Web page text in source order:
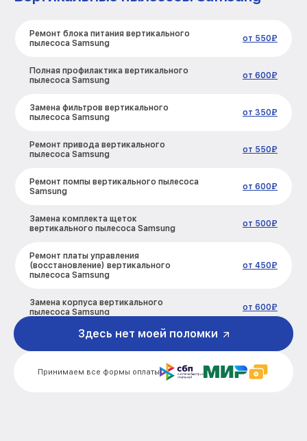
Ремонт блока питания вертикального
пылесоса Samsung
от 550₽
Полная профилактика вертикального
пылесоса Samsung
от 600₽
Замена фильтров вертикального
пылесоса Samsung
от 350₽
Ремонт привода вертикального
пылесоса Samsung
от 550₽
Ремонт помпы вертикального пылесоса
Samsung
от 600₽
Замена комплекта щеток
вертикального пылесоса Samsung
от 500₽
Ремонт платы управления
(восстановление) вертикального
пылесоса Samsung
от 450₽
Замена корпуса вертикального
пылесоса Samsung
от 600₽
Замена аккумулятора вертикального
пылесоса Samsung
Прошивка вертикального пылесоса
от 500₽
Принимаем все формы оплаты
Здесь нет моей поломки